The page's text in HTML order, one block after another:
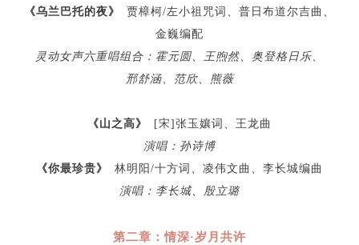
《乌兰巴托的夜》 贾樟柯/左小祖咒词、普日布道尔吉曲、
金巍编配
灵动女声六重唱组合：霍元圆、王煦然、奥登格日乐、
邢舒涵、范欣、熊薇
《山之高》
[宋]张玉孃词、王龙曲
演唱：孙诗博
《你最珍贵》 林明阳/十方词、凌伟文曲、李长城编曲
演唱：李长城、殷立璐
第二章：情深·岁月共许